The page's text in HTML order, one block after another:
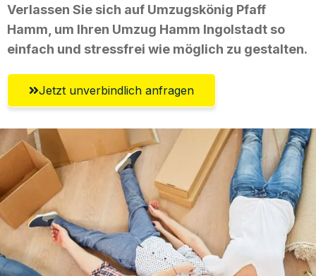
Verlassen Sie sich auf Umzugskönig Pfaff
Hamm, um Ihren Umzug Hamm Ingolstadt so
einfach und stressfrei wie möglich zu gestalten.
Jetzt unverbindlich anfragen